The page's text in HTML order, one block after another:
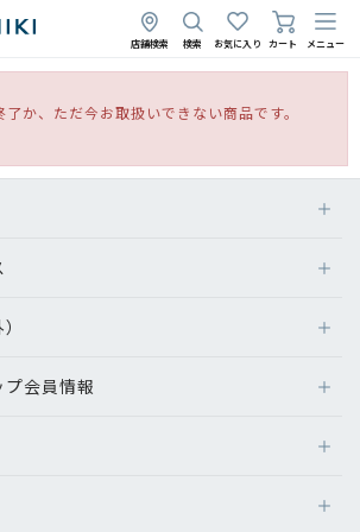
店舗検索 検索 お気に入り カート メニュー
か、ただ今お取扱いできない商品です。
会員情報